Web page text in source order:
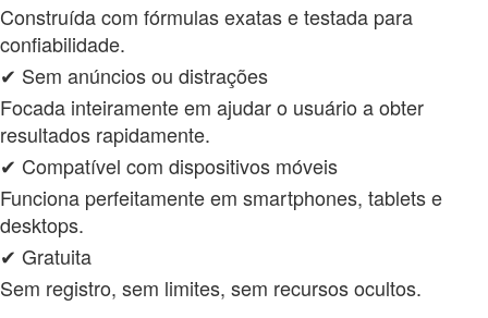
Construída com fórmulas exatas e testada para
confiabilidade.
✔ Sem anúncios ou distrações
Focada inteiramente em ajudar o usuário a obter
resultados rapidamente.
✔ Compatível com dispositivos móveis
Funciona perfeitamente em smartphones, tablets e
desktops.
✔ Gratuita
Sem registro, sem limites, sem recursos ocultos.